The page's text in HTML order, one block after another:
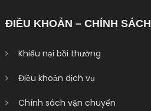
ĐIỀU KHOẢN – CHÍNH SÁCH
Khiếu nại bồi thường
Điều khoản dịch vụ
Chính sách vận chuyển